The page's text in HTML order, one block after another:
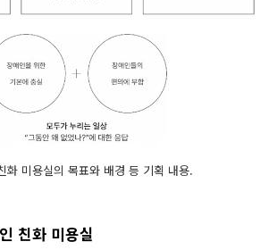
화 미용실의 목표와 배경 등 기획 내용.
친화 미용실